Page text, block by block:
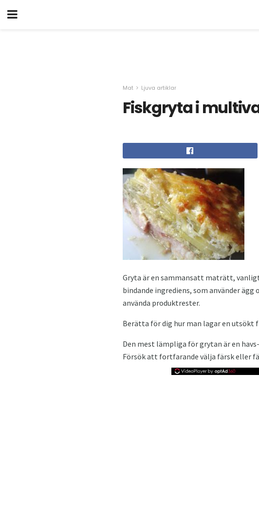
Mat Ljuva artiklar
Fiskgryta i
Gryta är en sammansatt maträtt,
bindande ingrediens, som använder
använda produktrester.
Berätta för dig hur man lagar en utsökt
Den mest lämpliga för grytan är en
Försök att fortfarande välja färsk eller